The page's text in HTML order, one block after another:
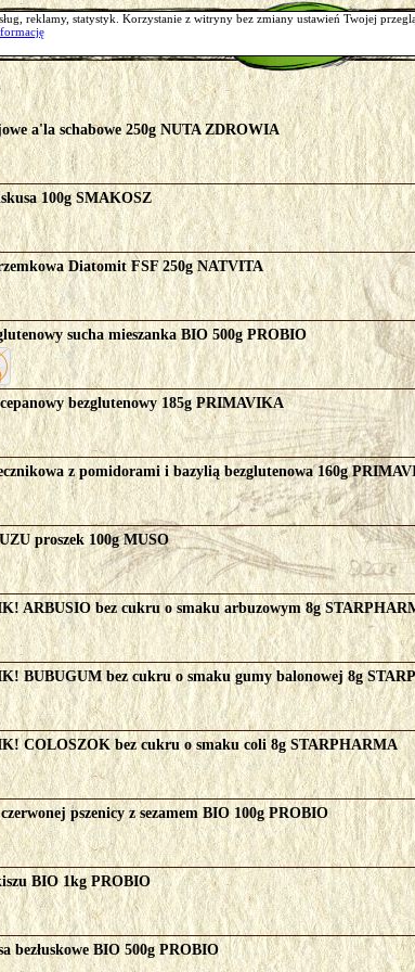
Trwa ładowanie danych
O nas Oferta Moje
a'la schabowe 250g NUTA ZDROWIA
100g SMAKOSZ
Diatomit FSF 250g NATVITA
sucha mieszanka BIO 500g PROBIO
bezglutenowy 185g PRIMAVIKA
z pomidorami i bazylią bezglutenowa 160g
proszek 100g MUSO
ARBUSIO bez cukru o smaku arbuzowym 8g
BUBUGUM bez cukru o smaku gumy balonowej 8g
COLOSZOK bez cukru o smaku coli 8g STARPHARMA
pszenicy z sezamem BIO 100g PROBIO
BIO 1kg PROBIO
bezłuskowe BIO 500g PROBIO
reklamy, statystyk. Korzystanie z witryny bez zmiany ustawień Twojej